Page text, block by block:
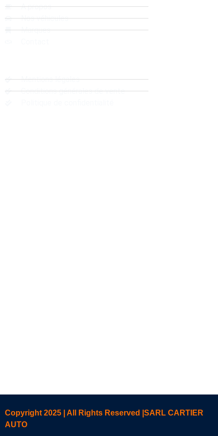
A propos
Nos véhicules
Marques
Mentions légales
Conditions générales de vente
Copyright 2025 | All Rights Reserved |SARL CARTIER
AUTO